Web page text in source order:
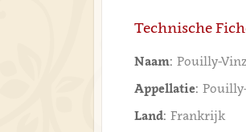
Technische
Naam: Pouilly-
Appellatie:
Land: Frankrijk